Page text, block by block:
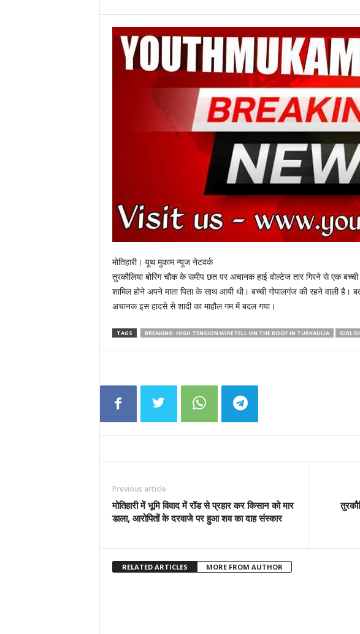
मोतिहारी। यूथ मुकाम न्यूज नेटवर्क
तुरकौलिया बोरिंग चौक के समीप छत पर अचानक हाई वोल्टेज तार गिरने से एक बच्ची
शामिल होने अपने माता पिता के साथ आयी थी। बच्ची गोपालगंज की रहने वाली है।
अचानक इस हादसे से शादी का माहौल गम में बदल गया।
TAGS BREAKING: HIGH TENSION WIRE FELL ON THE ROOF IN TURKAULIA GIRL
Previous article
मोतिहारी में भूमि विवाद में रॉड से प्रहार कर किसान को मार
डाला, आरोपितों के दरवाजे पर हुआ शव का दाह संस्कार
RELATED ARTICLES MORE FROM AUTHOR